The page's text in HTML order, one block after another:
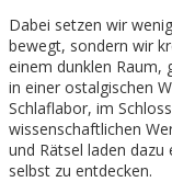
Dabei setzen wir
bewegt, sondern wir
einem dunklen Raum,
in einer ostalgischen
Schlaflabor, im
wissenschaftlichen
und Rätsel laden dazu
selbst zu entdecken.